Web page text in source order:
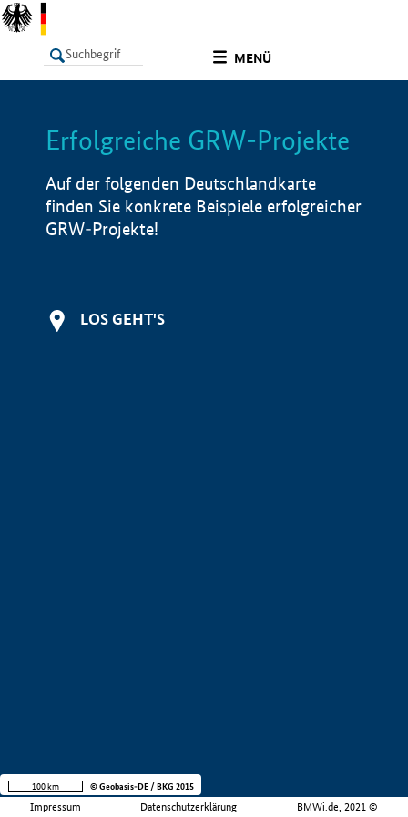
MENÜ
LISTE Info
Erfolgreiche GRW-Projekte
Auf der folgenden Deutschlandkarte
finden Sie konkrete Beispiele erfolgreicher
GRW-Projekte!
LOS GEHT'S
Impressum Datenschutzerklärung BMWi.de, 2021 ©
100 km © Geobasis-DE / BKG 2015